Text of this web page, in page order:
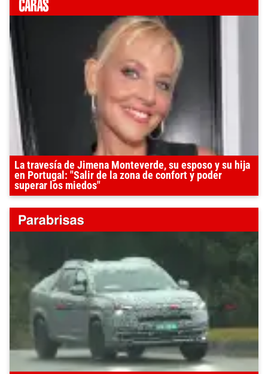
La travesía de Jimena Monteverde, su esposo y su hija
en Portugal: "Salir de la zona de confort y poder
superar los miedos"